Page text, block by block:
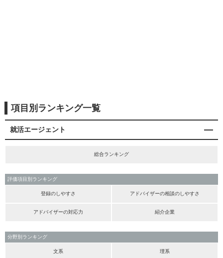
項目別ランキング一覧
就活エージェント
総合ランキング
評価項目別ランキング
登録のしやすさ アドバイザーの相談のしやすさ
アドバイザーの対応力 紹介企業
分野別ランキング
文系 理系